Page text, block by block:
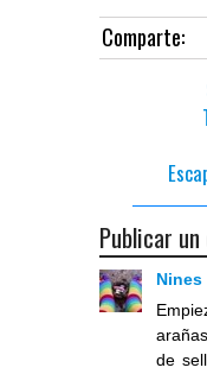
Comparte:
Publicar
Nines
de